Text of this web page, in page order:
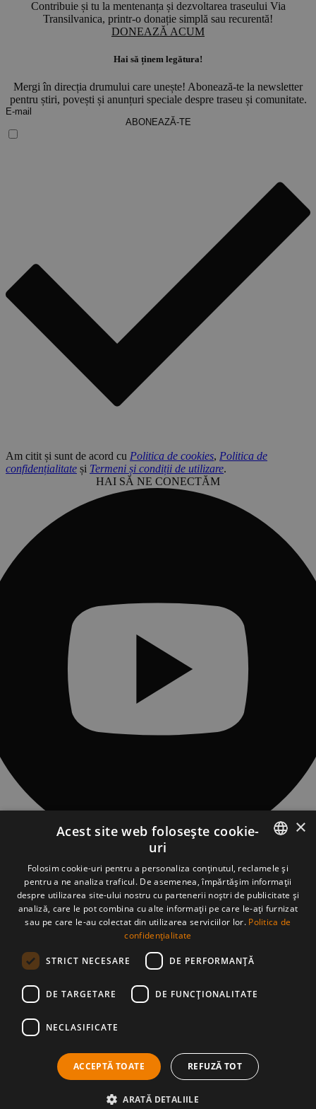
Contribuie și tu la mentenanța și dezvoltarea traseului Via
Transilvanica, printr-o donație simplă sau recurentă!
DONEAZĂ ACUM
Hai să ținem legătura!
Mergi în direcția drumului care unește! Abonează-te la newsletter
pentru știri, povești și anunțuri speciale despre traseu și comunitate.
ABONEAZĂ-TE
Am citit și sunt de acord cu Politica de cookies, Politica de
confidențialitate și Termeni și condiții de utilizare.
HAI SĂ NE CONECTĂM
Sat Piatra Fântânele, Str. Obcioara nr.97, Comuna Tiha Bârgăului,
427363, jud. Bistrița-Năsăud, România
asociatia@tasuleasasocial.ro
DETALII ASOCIAȚIE
ASOCIAȚIA TĂȘULEASA SOCIAL
CUI: RO13681966
IBAN Via Transilvanica:
RO56 BTRL RONC RT00 2541 0806
APLICAȚIA VT
DESCARCĂ MATERIALE PRESĂ
©2026 Via Transilvanica. Toate drepturile rezervate.
Politica de cookies
Politica de confidențialitate
ROMANIAN
×
Acest site web folosește cookie-
uri
Folosim cookie-uri pentru a personaliza conținutul, reclamele și
pentru a ne analiza traficul. De asemenea, împărtășim informații
despre utilizarea site-ului nostru cu partenerii noștri de publicitate și
analiză, care le pot combina cu alte informații pe care le-ați furnizat
sau pe care le-au colectat din utilizarea serviciilor lor. Politica de
confidențialitate
STRICT NECESARE DE PERFORMANȚĂ
DE TARGETARE DE FUNCŢIONALITATE
NECLASIFICATE
ACCEPTĂ TOATE REFUZĂ TOT
ARATĂ DETALIILE